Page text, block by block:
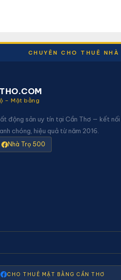
CHUYÊN CHO THUÊ
– Mặt bằng
động sản uy tín tại Cần Thơ — kết nối
chóng, hiệu quả từ năm 2016.
Nhà Trọ 500
CHO THUÊ MẶT BẰNG CẦN THƠ